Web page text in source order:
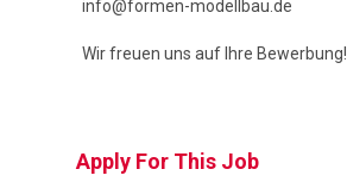
info@formen-modellbau.de
Wir freuen uns auf Ihre Bewerbung!
Apply For This Job